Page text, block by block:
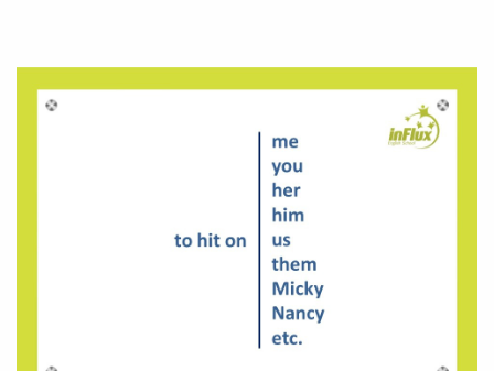
Preencha com seus dados abaixo e
já vamos te colocar em contato
com a: